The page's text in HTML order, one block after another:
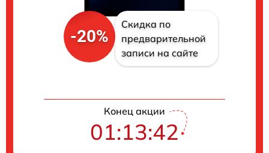
-20%
Скидка по
предварительной
записи на сайте
Конец акции
01:13:42